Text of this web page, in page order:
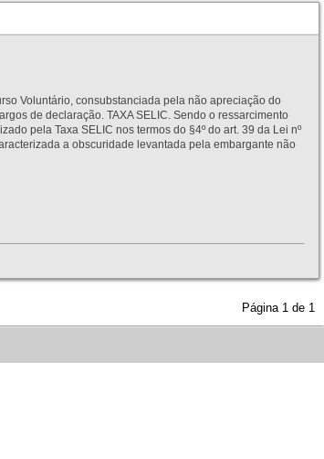
Voluntário, consubstanciada pela não apreciação do
de declaração. TAXA SELIC. Sendo o ressarcimento
pela Taxa SELIC nos termos do §4º do art. 39 da Lei nº
a obscuridade levantada pela embargante não
Página 1 de 1